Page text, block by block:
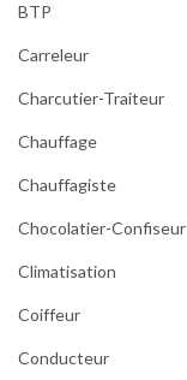
BTP
Carreleur
Charcutier-Traiteur
Chauffage
Chauffagiste
Chocolatier-Confiseur
Climatisation
Coiffeur
Conducteur